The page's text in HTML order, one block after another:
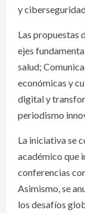
y
Las propuestas
ejes
salud;
económicas y
digital y
periodismo
La iniciativa se
académico que
conferencias
Asimismo, se
los desafíos